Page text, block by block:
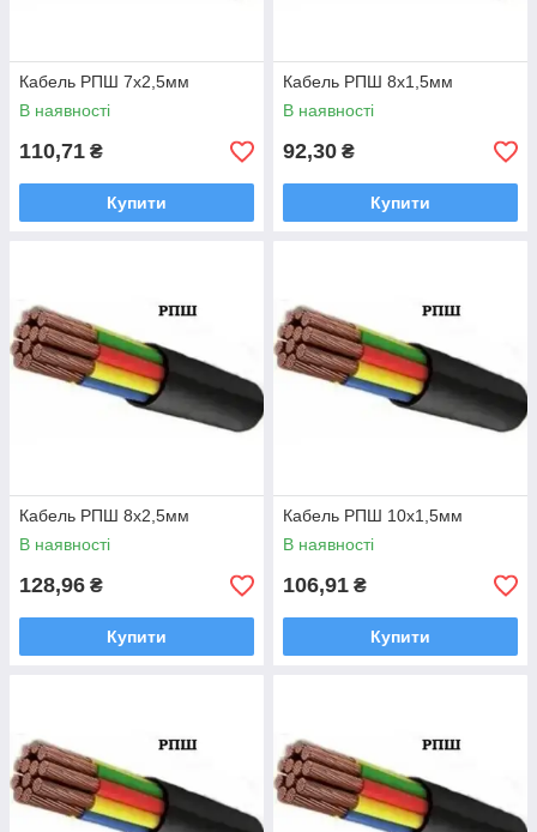
Кабель РПШ 7х2,5мм
В наявності
110,71 ₴
Купити
Кабель РПШ 8х1,5мм
В наявності
92,30 ₴
Купити
Кабель РПШ 8х2,5мм
В наявності
128,96 ₴
Купити
Кабель РПШ 10х1,5мм
В наявності
106,91 ₴
Купити